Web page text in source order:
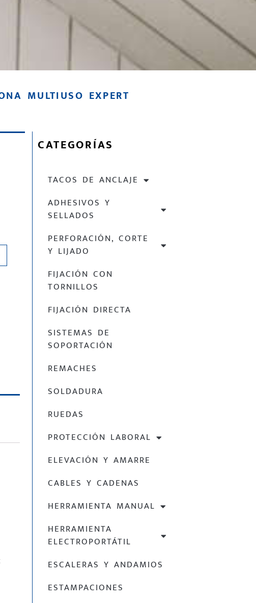
MULTIUSO EXPERT
CATEGORÍAS
TACOS DE ANCLAJE
ADHESIVOS Y
SELLADOS
PERFORACIÓN, CORTE
Y LIJADO
FIJACIÓN CON
TORNILLOS
FIJACIÓN DIRECTA
SISTEMAS DE
SOPORTACIÓN
REMACHES
SOLDADURA
RUEDAS
PROTECCIÓN LABORAL
ELEVACIÓN Y AMARRE
CABLES Y CADENAS
HERRAMIENTA MANUAL
HERRAMIENTA
ELECTROPORTÁTIL
ESCALERAS Y ANDAMIOS
ESTAMPACIONES